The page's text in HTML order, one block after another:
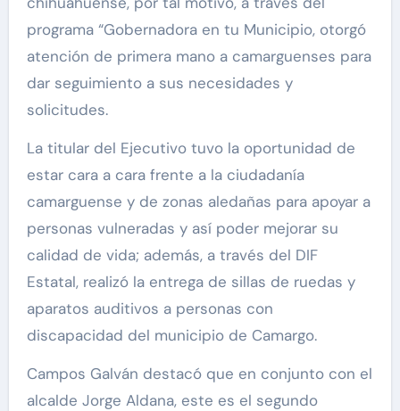
programa “Gobernadora en tu Municipio, otorgó
atención de primera mano a camarguenses para
dar seguimiento a sus necesidades y
solicitudes.
La titular del Ejecutivo tuvo la oportunidad de
estar cara a cara frente a la ciudadanía
camarguense y de zonas aledañas para apoyar a
personas vulneradas y así poder mejorar su
calidad de vida; además, a través del DIF
Estatal, realizó la entrega de sillas de ruedas y
aparatos auditivos a personas con
discapacidad del municipio de Camargo.
Campos Galván destacó que en conjunto con el
alcalde Jorge Aldana, este es el segundo